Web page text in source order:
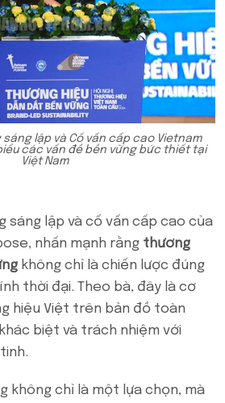
sáng lập và Cố vấn cấp cao Vietnam
các vấn đề bền vững bức thiết tại
Việt Nam
sáng lập và cố vấn cấp cao của
nhấn mạnh rằng thương
không chỉ là chiến lược đúng
thời đại. Theo bà, đây là cơ
hiệu Việt trên bản đồ toàn
biệt và trách nhiệm với
không chỉ là một lựa chọn, mà